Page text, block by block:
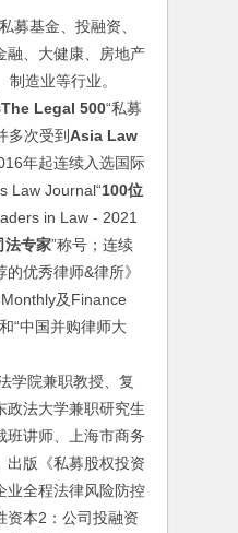
基金、投融资、
融、大健康、房地产
造业等行业。
The Legal 500“私募
多次受到Asia Law
年起连续入选国际
Law Journal“100位
in Law - 2021
法专家”称号；连续
优秀律师&律所》
及Finance
“中国并购律师大
院兼职教授、复
政法大学兼职研究生
班讲师、上海市商务
出版《私募股权投资
业全程法律风险防控
资本2：公司投融资